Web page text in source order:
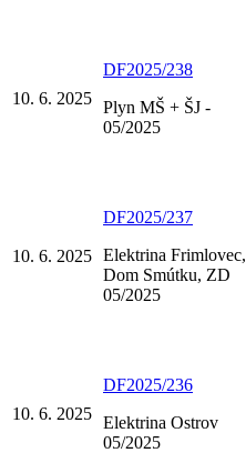
10. 6. 2025
DF2025/238
Plyn MŠ + ŠJ -
05/2025
10. 6. 2025
DF2025/237
Elektrina Frimlovec,
Dom Smútku, ZD
05/2025
10. 6. 2025
DF2025/236
Elektrina Ostrov
05/2025